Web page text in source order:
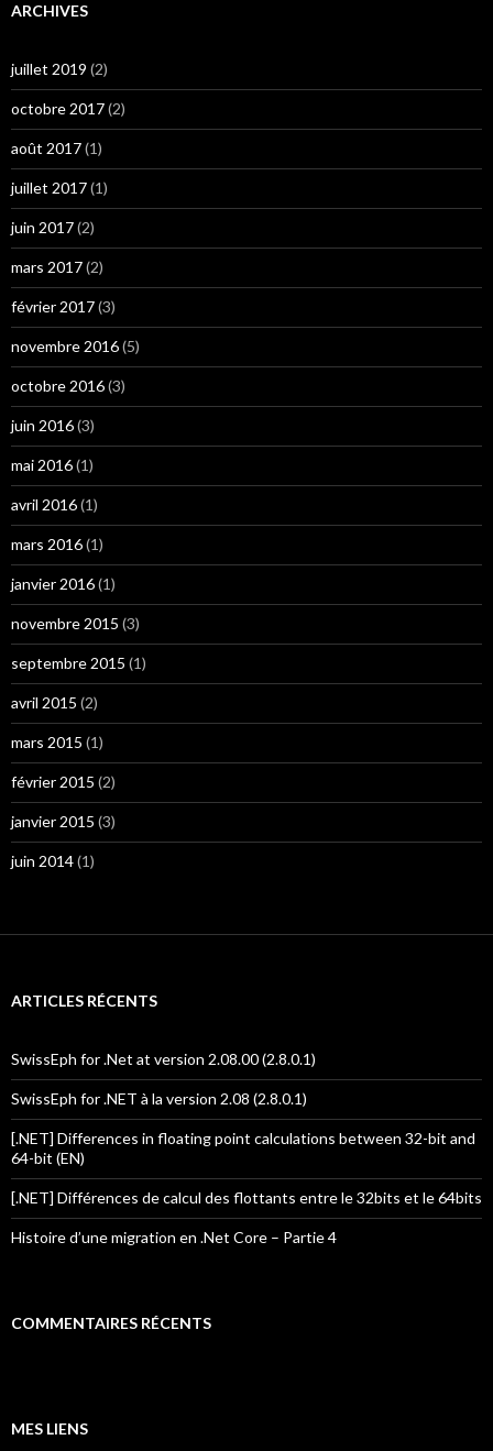
ARCHIVES
juillet 2019 (2)
octobre 2017(2)
août 2017(1)
juillet 2017(1)
juin 2017(2)
mars 2017(2)
février 2017(3)
novembre 2016(5)
octobre 2016(3)
juin 2016(3)
mai 2016(1)
avril 2016(1)
mars 2016(1)
janvier 2016(1)
novembre 2015 (3)
septembre 2015 (1)
avril 2015 (2)
mars 2015 (1)
février 2015 (2)
janvier 2015 (3)
juin 2014(1)
ARTICLES RÉCENTS
SwissEph for .Net at version 2.08.00 (2.8.0.1)
SwissEph for .NET à la version 2.08 (2.8.0.1)
[.NET] Differences in floating point calculations between 32-bit and
64-bit (EN)
[.NET] Différences de calcul des flottants entre le 32bits et le 64bits
Histoire d’une migration en .Net Core – Partie 4
COMMENTAIRES RÉCENTS
MES LIENS